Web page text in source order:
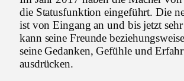
die Statusfunktion eingeführt. Die
ist von Eingang an und bis jetzt
kann seine Freunde
seine Gedanken, Gefühle und
ausdrücken.